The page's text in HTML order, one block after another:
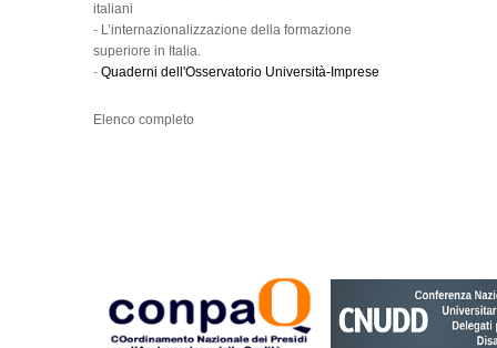
italiani
- L’internazionalizzazione della formazione
superiore in Italia.
- Quaderni dell'Osservatorio Università-Imprese
Elenco completo